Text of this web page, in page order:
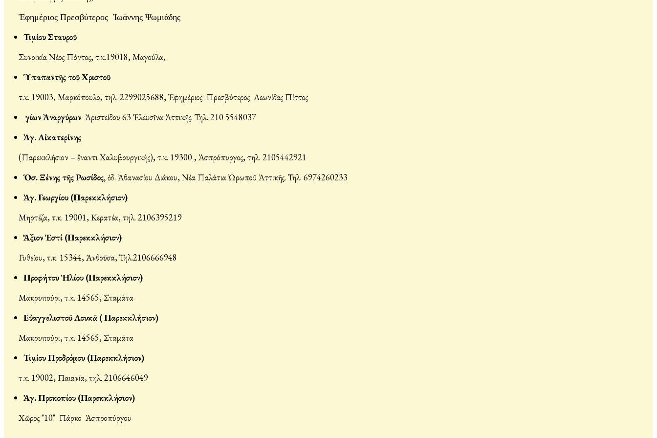
Ἐφημέριος Πρεσβύτερος Ἰωάννης Ψωμιάδης
Τιμίου Σταυροῦ
Συνοικία Νέος Πόντος, τ.κ.19018, Μαγούλα,
Ὑπαπαντῆς τοῦ Χριστοῦ
τ.κ. 19003, Μαρκόπουλο, τηλ. 2299025688, Ἐφημέριος Πρεσβύτερος Λεωνίδας Πίττος
Ἁγίων Ἀναργύρων Ἀριστείδου 63 Ἐλευσῖνα Ἀττικῆς. Τηλ. 210 5548037
Ἀγ. Αἰκατερίνης
(Παρεκκλήσιον – ἔναντι Χαλυβουργικὴς), τ.κ. 19300 , Ἀσπρόπυργος, τηλ. 2105442921
Ὁσ. Ξένης τῆς Ρωσίδος,ὁδ. Ἀθανασίου Διάκου, Νέα Παλάτια Ὠρωποῦ Ἀττικῆς. Τηλ. 6974260233
Ἀγ. Γεωργίου (Παρεκκλήσιον)
Μηρτέζα, τ.κ. 19001, Κερατέα, τηλ. 2106395219
Ἄξιον Ἐστί (Παρεκκλήσιον)
Γυθείου, τ.κ. 15344, Ἀνθοῦσα, Τηλ.2106666948
Προφήτου Ἡλίου (Παρεκκλήσιον)
Μακρυπούρι, τ.κ. 14565, Σταμάτα
Εὐαγγελιστοῦ Λουκᾶ ( Παρεκκλήσιον)
Μακρυπούρι, τ.κ. 14565, Σταμάτα
Τιμίου Προδρόμου (Παρεκκλήσιον)
τ.κ. 19002, Παιανία, τηλ. 2106646049
Ἀγ. Προκοπίου (Παρεκκλήσιον)
Χῶρος "10" Πάρκο Ἀσπροπύργου